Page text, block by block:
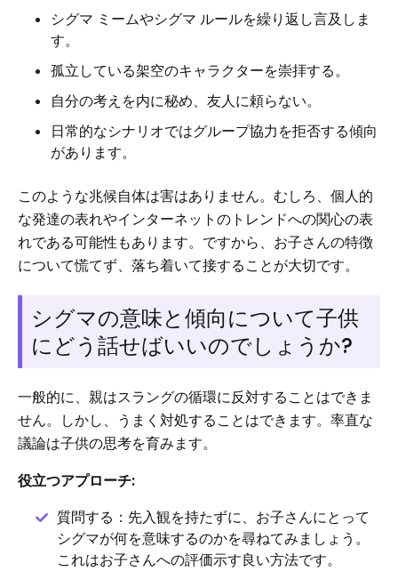
シグマ ミームやシグマ ルールを繰り返し言及しま
す。
孤立している架空のキャラクターを崇拝する。
自分の考えを内に秘め、友人に頼らない。
日常的なシナリオではグループ協力を拒否する傾向
があります。
このような兆候自体は害はありません。むしろ、個人的
な発達の表れやインターネットのトレンドへの関心の表
れである可能性もあります。ですから、お子さんの特徴
について慌てず、落ち着いて接することが大切です。
シグマの意味と傾向について子供
にどう話せばいいのでしょうか?
一般的に、親はスラングの循環に反対することはできま
せん。しかし、うまく対処することはできます。率直な
議論は子供の思考を育みます。
役立つアプローチ:
質問する：先入観を持たずに、お子さんにとって
シグマが何を意味するのかを尋ねてみましょう。
これはお子さんへの評価示す良い方法です。